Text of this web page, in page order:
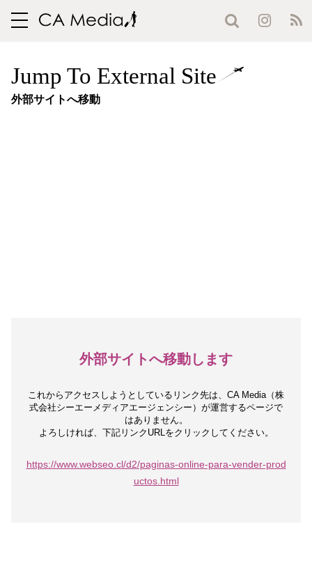
toggle
Jump To External Site
外部サイトへ移動
外部サイトへ移動します
これからアクセスしようとしているリンク先は、 CA Media（株
式会社シーエーメディアエージェンシー）が運営するページで
はありません。
よろしければ、下記リンクURLをクリックしてください。
https://www.webseo.cl/d2/paginas-online-para-vender-prod
uctos.html